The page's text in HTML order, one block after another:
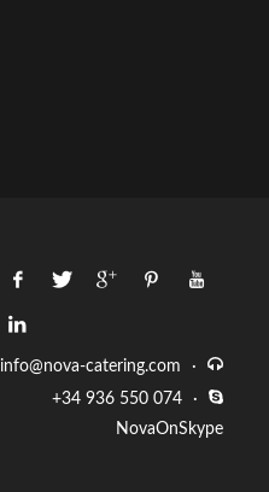
info@nova-catering.com
·
+34 936 550 074
·
NovaOnSkype